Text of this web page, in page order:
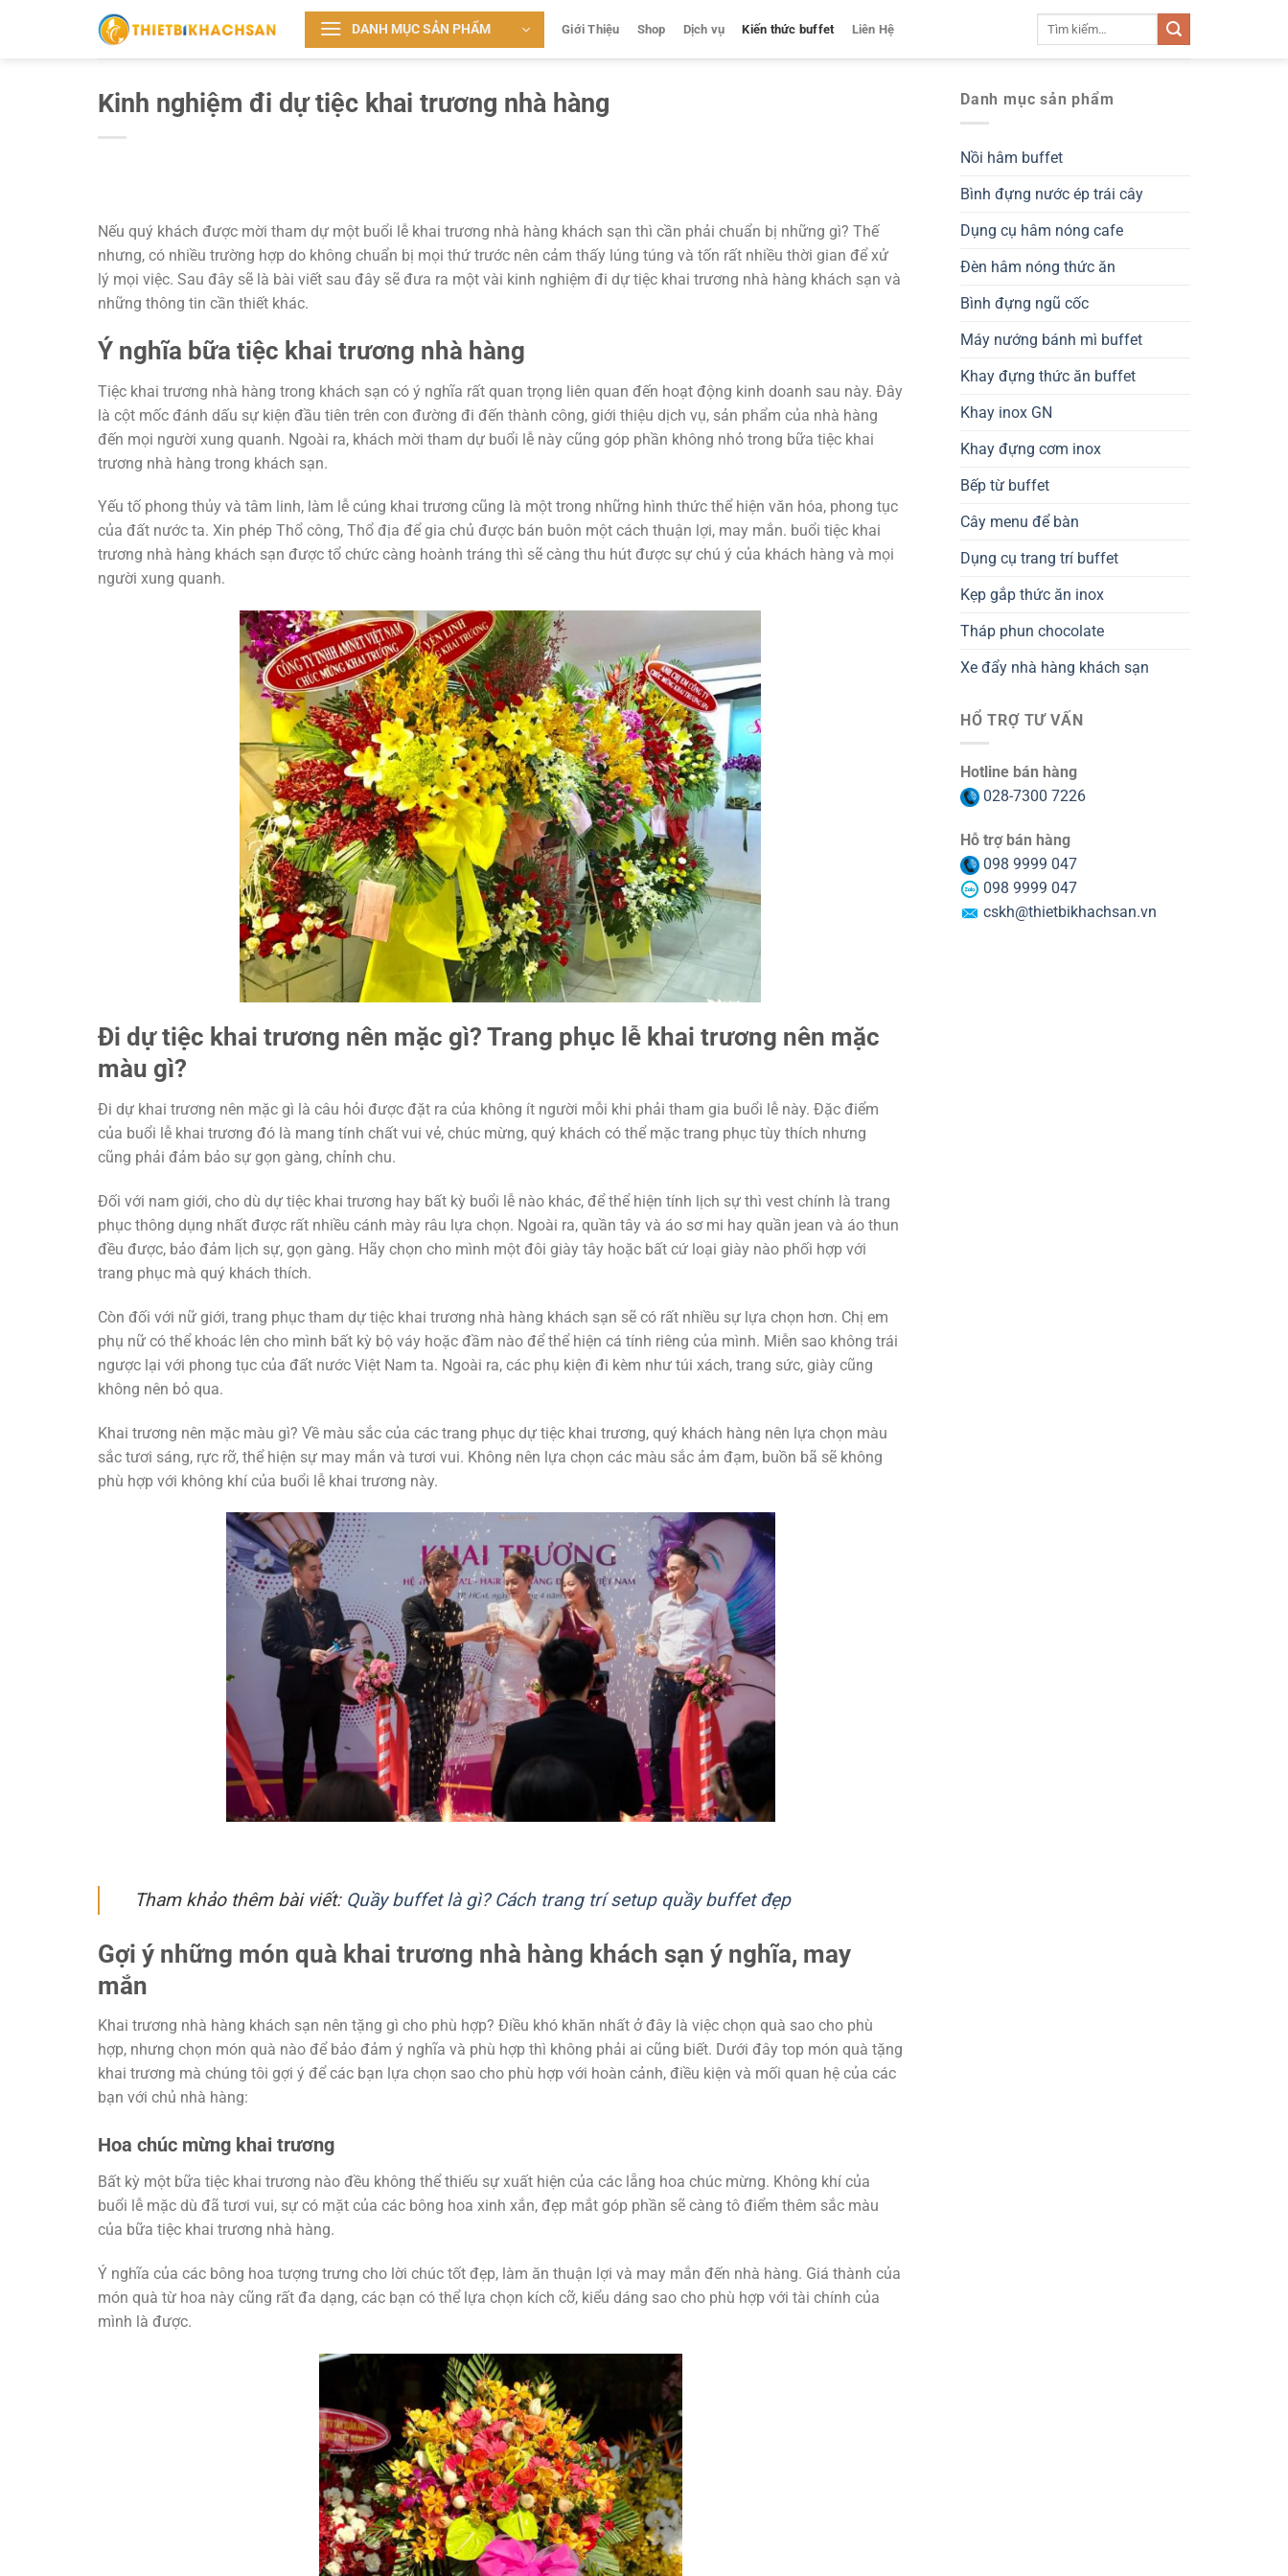
DANH MỤC SẢN PHẨM Giới Thiệu Shop Dịch vụ Kiến thức buffet Liên Hệ
Kinh nghiệm đi dự tiệc khai trương nhà hàng
Nếu quý khách được mời tham dự một buổi lễ khai trương nhà hàng khách sạn thì cần phải chuẩn bị những gì? Thế
nhưng, có nhiều trường hợp do không chuẩn bị mọi thứ trước nên cảm thấy lúng túng và tốn rất nhiều thời gian để xử
lý mọi việc. Sau đây sẽ là bài viết sau đây sẽ đưa ra một vài kinh nghiệm đi dự tiệc khai trương nhà hàng khách sạn và
những thông tin cần thiết khác.
Ý nghĩa bữa tiệc khai trương nhà hàng
Tiệc khai trương nhà hàng trong khách sạn có ý nghĩa rất quan trọng liên quan đến hoạt động kinh doanh sau này. Đây
là cột mốc đánh dấu sự kiện đầu tiên trên con đường đi đến thành công, giới thiệu dịch vụ, sản phẩm của nhà hàng
đến mọi người xung quanh. Ngoài ra, khách mời tham dự buổi lễ này cũng góp phần không nhỏ trong bữa tiệc khai
trương nhà hàng trong khách sạn.
Yếu tố phong thủy và tâm linh, làm lễ cúng khai trương cũng là một trong những hình thức thể hiện văn hóa, phong tục
của đất nước ta. Xin phép Thổ công, Thổ địa để gia chủ được bán buôn một cách thuận lợi, may mắn. buổi tiệc khai
trương nhà hàng khách sạn được tổ chức càng hoành tráng thì sẽ càng thu hút được sự chú ý của khách hàng và mọi
người xung quanh.
Đi dự tiệc khai trương nên mặc gì? Trang phục lễ khai trương nên mặc
màu gì?
Đi dự khai trương nên mặc gì là câu hỏi được đặt ra của không ít người mỗi khi phải tham gia buổi lễ này. Đặc điểm
của buổi lễ khai trương đó là mang tính chất vui vẻ, chúc mừng, quý khách có thể mặc trang phục tùy thích nhưng
cũng phải đảm bảo sự gọn gàng, chỉnh chu.
Đối với nam giới, cho dù dự tiệc khai trương hay bất kỳ buổi lễ nào khác, để thể hiện tính lịch sự thì vest chính là trang
phục thông dụng nhất được rất nhiều cánh mày râu lựa chọn. Ngoài ra, quần tây và áo sơ mi hay quần jean và áo thun
đều được, bảo đảm lịch sự, gọn gàng. Hãy chọn cho mình một đôi giày tây hoặc bất cứ loại giày nào phối hợp với
trang phục mà quý khách thích.
Còn đối với nữ giới, trang phục tham dự tiệc khai trương nhà hàng khách sạn sẽ có rất nhiều sự lựa chọn hơn. Chị em
phụ nữ có thể khoác lên cho mình bất kỳ bộ váy hoặc đầm nào để thể hiện cá tính riêng của mình. Miễn sao không trái
ngược lại với phong tục của đất nước Việt Nam ta. Ngoài ra, các phụ kiện đi kèm như túi xách, trang sức, giày cũng
không nên bỏ qua.
Khai trương nên mặc màu gì? Về màu sắc của các trang phục dự tiệc khai trương, quý khách hàng nên lựa chọn màu
sắc tươi sáng, rực rỡ, thể hiện sự may mắn và tươi vui. Không nên lựa chọn các màu sắc ảm đạm, buồn bã sẽ không
phù hợp với không khí của buổi lễ khai trương này.
Tham khảo thêm bài viết: Quầy buffet là gì? Cách trang trí setup quầy buffet đẹp
Gợi ý những món quà khai trương nhà hàng khách sạn ý nghĩa, may
mắn
Khai trương nhà hàng khách sạn nên tặng gì cho phù hợp? Điều khó khăn nhất ở đây là việc chọn quà sao cho phù
hợp, nhưng chọn món quà nào để bảo đảm ý nghĩa và phù hợp thì không phải ai cũng biết. Dưới đây top món quà tặng
khai trương mà chúng tôi gợi ý để các bạn lựa chọn sao cho phù hợp với hoàn cảnh, điều kiện và mối quan hệ của các
bạn với chủ nhà hàng:
Hoa chúc mừng khai trương
Bất kỳ một bữa tiệc khai trương nào đều không thể thiếu sự xuất hiện của các lẵng hoa chúc mừng. Không khí của
buổi lễ mặc dù đã tươi vui, sự có mặt của các bông hoa xinh xắn, đẹp mắt góp phần sẽ càng tô điểm thêm sắc màu
của bữa tiệc khai trương nhà hàng.
Ý nghĩa của các bông hoa tượng trưng cho lời chúc tốt đẹp, làm ăn thuận lợi và may mắn đến nhà hàng. Giá thành của
món quà từ hoa này cũng rất đa dạng, các bạn có thể lựa chọn kích cỡ, kiểu dáng sao cho phù hợp với tài chính của
mình là được.
Danh mục sản phẩm
Nồi hâm buffet
Bình đựng nước ép trái cây
Dụng cụ hâm nóng cafe
Đèn hâm nóng thức ăn
Bình đựng ngũ cốc
Máy nướng bánh mì buffet
Khay đựng thức ăn buffet
Khay inox GN
Khay đựng cơm inox
Bếp từ buffet
Cây menu để bàn
Dụng cụ trang trí buffet
Kẹp gắp thức ăn inox
Tháp phun chocolate
Xe đẩy nhà hàng khách sạn
HỔ TRỢ TƯ VẤN
Hotline bán hàng
028-7300 7226
Hỗ trợ bán hàng
098 9999 047
098 9999 047
cskh@thietbikhachsan.vn